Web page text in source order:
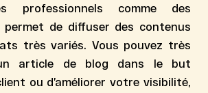
professionnels comme des
de diffuser des contenus
très variés. Vous pouvez très
article de blog dans le but
ou d’améliorer votre visibilité,